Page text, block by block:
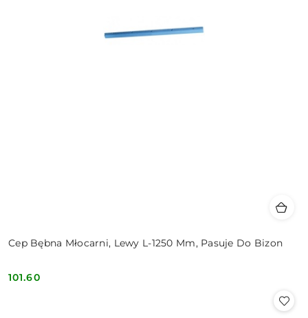
Cep Bębna Młocarni, Lewy L-1250 Mm, Pasuje Do Bizon
Cena:
101.60